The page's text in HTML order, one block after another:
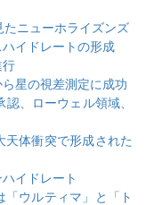
ニューホライズンズ
イドレートの形成
星の視差測定に成功
、ローウェル領域、
体衝突で形成された
イドレート
「ウルティマ」と「ト